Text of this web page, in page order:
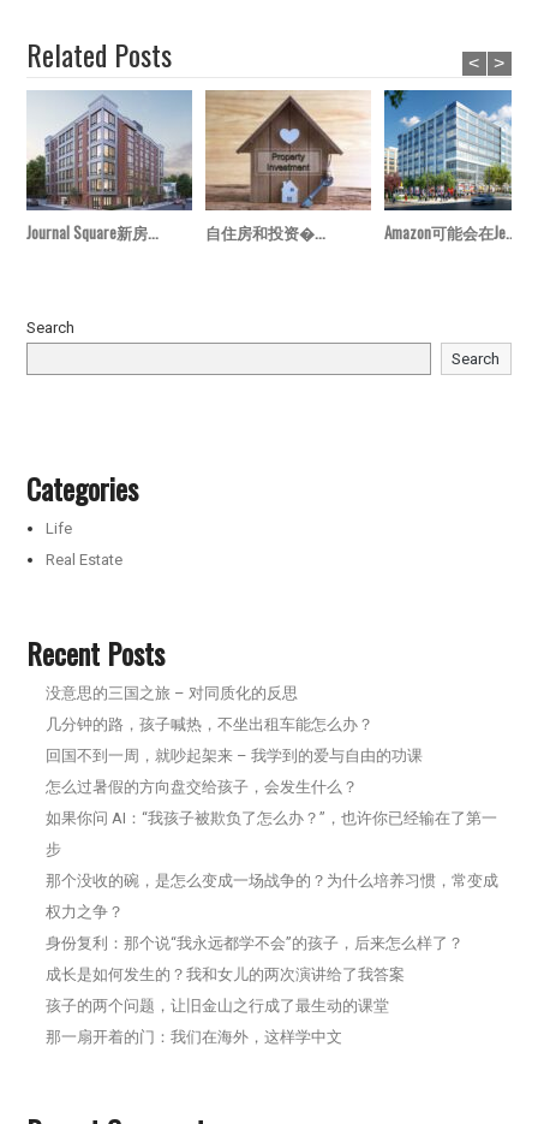
Related Posts
Journal Square新房... 自住房和投资�... Amazon可能会在Je...
< >
Search
Search
Categories
Life
Real Estate
Recent Posts
没意思的三国之旅 – 对同质化的反思
几分钟的路，孩子喊热，不坐出租车能怎么办？
回国不到一周，就吵起架来 – 我学到的爱与自由的功课
怎么过暑假的方向盘交给孩子，会发生什么？
如果你问 AI：“我孩子被欺负了怎么办？”，也许你已经输在了第一
步
那个没收的碗，是怎么变成一场战争的？为什么培养习惯，常变成
权力之争？
身份复利：那个说“我永远都学不会”的孩子，后来怎么样了？
成长是如何发生的？我和女儿的两次演讲给了我答案
孩子的两个问题，让旧金山之行成了最生动的课堂
那一扇开着的门：我们在海外，这样学中文